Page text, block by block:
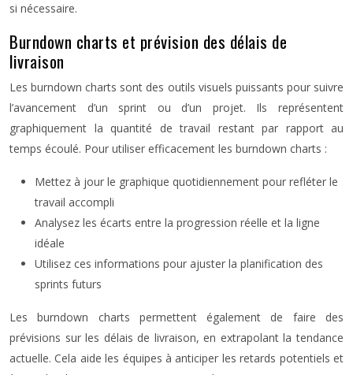
si nécessaire.
Burndown charts et prévision des délais de
livraison
Les burndown charts sont des outils visuels puissants pour suivre
l’avancement d’un sprint ou d’un projet. Ils représentent
graphiquement la quantité de travail restant par rapport au
temps écoulé. Pour utiliser efficacement les burndown charts :
Mettez à jour le graphique quotidiennement pour refléter le
travail accompli
Analysez les écarts entre la progression réelle et la ligne
idéale
Utilisez ces informations pour ajuster la planification des
sprints futurs
Les burndown charts permettent également de faire des
prévisions sur les délais de livraison, en extrapolant la tendance
actuelle. Cela aide les équipes à anticiper les retards potentiels et